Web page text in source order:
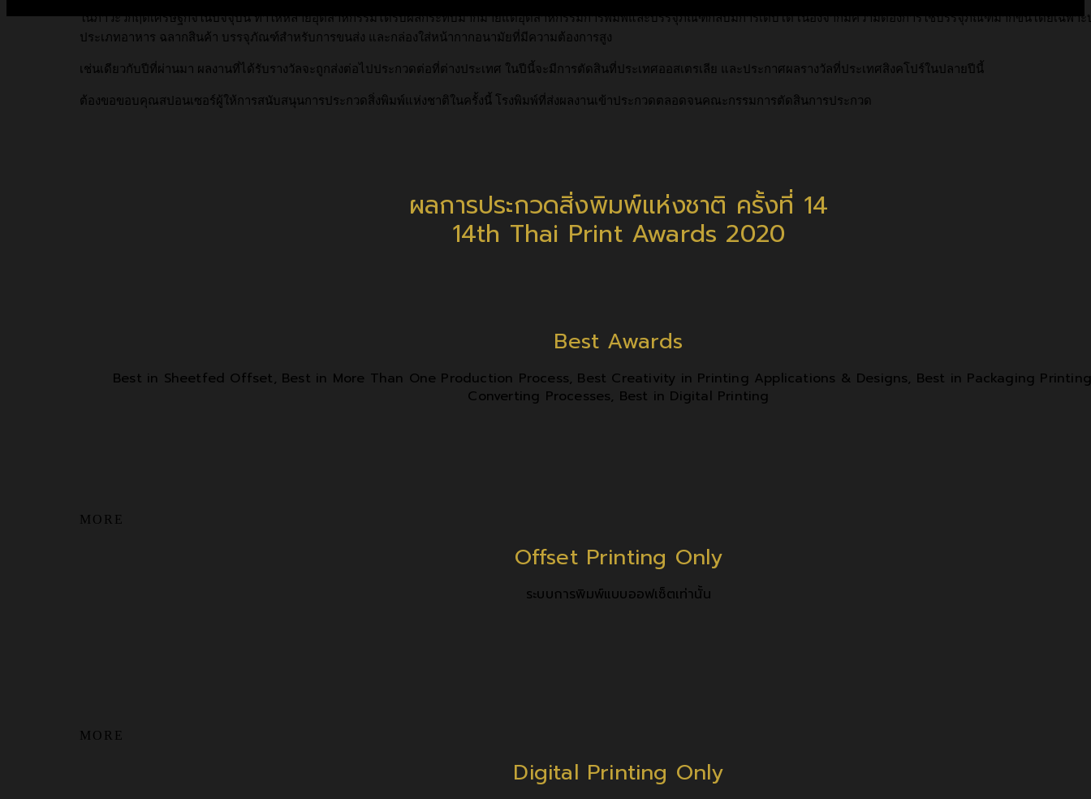
ในภาวะวิกฤติเศรษฐกิจในปัจจุบัน ทำให้หลายอุตสาหกรรมได้รับผลกระทบมากมายแต่อุตสาหกรรมการพิมพ์และบรรจุภัณฑ์กลับมีการเติบโต เนื่องจากมีความต้องการใช้บรรจุภัณฑ์มากขึ้นโดยเฉพา
ประเภทอาหาร ฉลากสินค้า บรรจุภัณฑ์สำหรับการขนส่ง และกล่องใส่หน้ากากอนามัยที่มีความต้องการสูง
เช่นเดียวกับปีที่ผ่านมา ผลงานที่ได้รับรางวัลจะถูกส่งต่อไปประกวดต่อที่ต่างประเทศ ในปีนี้จะมีการตัดสินที่ประเทศออสเตรเลีย และประกาศผลรางวัลที่ประเทศสิงคโปร์ในปลายปีนี้
ต้องขอขอบคุณสปอนเซอร์ผู้ให้การสนับสนุนการประกวดสิ่งพิมพ์แห่งชาติในครั้งนี้ โรงพิมพ์ที่ส่งผลงานเข้าประกวดตลอดจนคณะกรรมการตัดสินการประกวด
ผลการประกวดสิ่งพิมพ์แห่งชาติ ครั้งที่ 14
14th Thai Print Awards 2020
Best Awards
Best in Sheetfed Offset, Best in More Than One Production Process, Best Creativity in Printing Applications & Designs, Best in Packaging
Converting Processes, Best in Digital Printing
MORE
Offset Printing Only
ระบบการพิมพ์แบบออฟเซ็ตเท่านั้น
MORE
Digital Printing Only